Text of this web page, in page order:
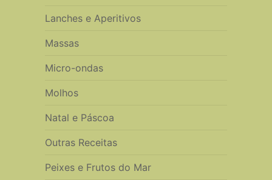
Lanches e Aperitivos
Massas
Micro-ondas
Molhos
Natal e Páscoa
Outras Receitas
Peixes e Frutos do Mar